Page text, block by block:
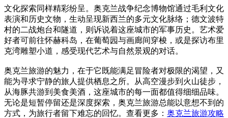
文化探索同样精彩纷呈。奥克兰战争纪念博物馆通过毛利文化
表演和历史文物，生动呈现新西兰的多元文化脉络；德文波特
村的二战炮台和隧道，则诉说着这座城市的军事历史。艺术爱
好者可前往怀赫科岛，在葡萄园与画廊间穿梭，或是探访布里
克湾雕塑小道，感受现代艺术与自然景观的对话。
奥克兰旅游的魅力，在于它既能满足冒险者对极限的渴望，又
能为寻求宁静的旅人提供栖息之所。从高空漫步到火山徒步，
从海豚共游到美食美酒，这座城市的每一面都值得细细品味。
无论是短暂停留还是深度探索，奥克兰旅游总能以意想不到的
方式，为旅行者留下难忘的回忆。查看更多： 奥克兰旅游攻略